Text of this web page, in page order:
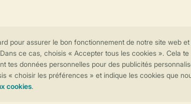
Contrôle de votre vie privée